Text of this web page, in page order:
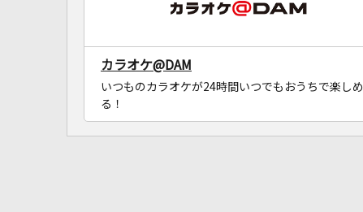
カラオケ@DAM
いつものカラオケが24時間いつでもおうちで楽しめ
る！